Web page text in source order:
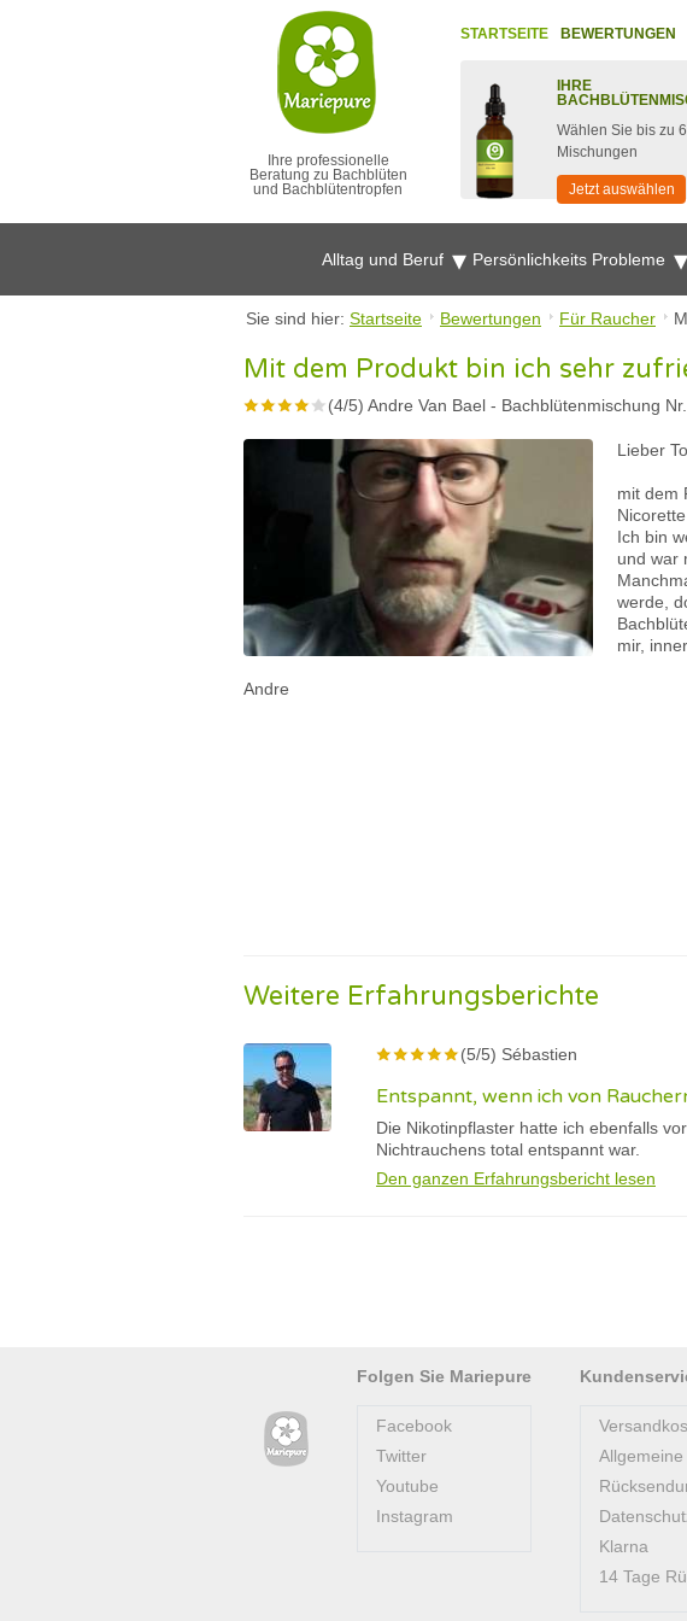
Ihre professionelle
Beratung zu Bachblüten
und Bachblütentropfen
STARTSEITE BEWERTUNGEN
IHRE
Wählen Sie bis zu 6
Mischungen
Jetzt auswählen
Alltag und Beruf Persönlichkeits Probleme
Sie sind hier: Startseite Bewertungen Für Raucher
Mit dem Produkt bin ich sehr
(4/5) Andre Van Bael - Bachblütenmischung
Lieber
mit dem
Ich bin
und war
werde,
mir,
Andre
Weitere Erfahrungsberichte
(5/5) Sébastien
Entspannt, wenn ich von
Die Nikotinpflaster hatte ich ebenfalls
Nichtrauchens total entspannt war.
Den ganzen Erfahrungsbericht lesen
Folgen Sie Mariepure
Facebook
Twitter
Youtube
Instagram
Klarna
14 Tage